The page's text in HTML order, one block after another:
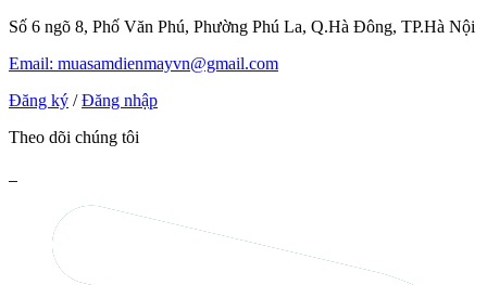
Số 6 ngõ 8, Phố Văn Phú, Phường Phú La, Q.Hà Đông, TP.Hà Nội
Email: muasamdienmayvn@gmail.com
Đăng ký / Đăng nhập
Theo dõi chúng tôi